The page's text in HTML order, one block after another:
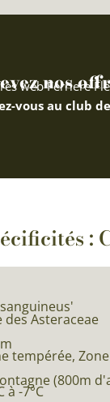
nos
web Ferriere
vous au club
:
des Asteraceae
tempérée,
(800m
à -7°C